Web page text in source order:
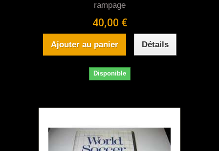
rampage
40,00 €
Ajouter au panier Détails
Disponible